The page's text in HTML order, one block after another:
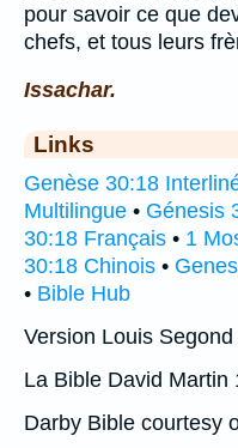
pour savoir ce que
chefs, et tous leurs
Issachar.
Links
Genèse 30:18
Multilingue • Génesis
30:18 Français • 1
30:18 Chinois •
• Bible Hub
Version Louis
La Bible David Martin
Darby Bible courtesy